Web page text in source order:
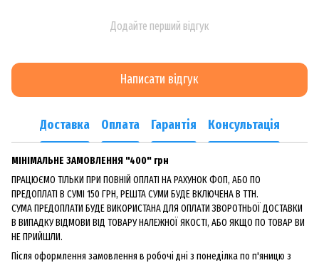
Додайте перший відгук
Написати відгук
Доставка Оплата Гарантія Консультація
МІНІМАЛЬНЕ ЗАМОВЛЕННЯ "400" грн
ПРАЦЮЄМО ТІЛЬКИ ПРИ ПОВНІЙ ОПЛАТІ НА РАХУНОК ФОП, АБО ПО
ПРЕДОПЛАТІ В СУМІ 150 ГРН, РЕШТА СУМИ БУДЕ ВКЛЮЧЕНА В ТТН.
СУМА ПРЕДОПЛАТИ БУДЕ ВИКОРИСТАНА ДЛЯ ОПЛАТИ ЗВОРОТНЬОЇ ДОСТАВКИ
В ВИПАДКУ ВІДМОВИ ВІД ТОВАРУ НАЛЕЖНОЇ ЯКОСТІ, АБО ЯКЩО ПО ТОВАР ВИ
НЕ ПРИЙШЛИ.
Після оформлення замовлення в робочі дні з понеділка по п'яницю з